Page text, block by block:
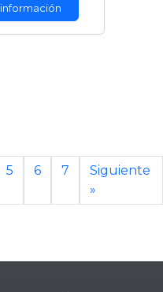
información
5 6 7
Siguiente
»